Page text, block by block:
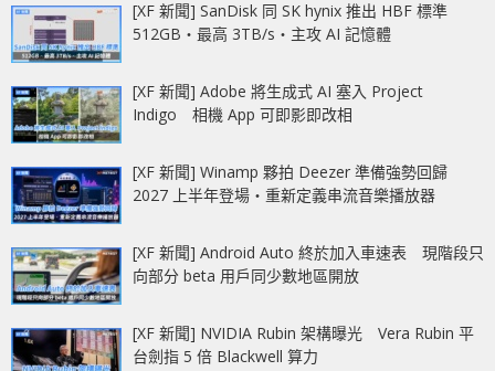
[XF 新聞] SanDisk 同 SK hynix 推出 HBF 標準
512GB‧最高 3TB/s‧主攻 AI 記憶體
[XF 新聞] Adobe 將生成式 AI 塞入 Project
Indigo 相機 App 可即影即改相
[XF 新聞] Winamp 夥拍 Deezer 準備強勢回歸
2027 上半年登場‧重新定義串流音樂播放器
[XF 新聞] Android Auto 終於加入車速表 現階段只
向部分 beta 用戶同少數地區開放
[XF 新聞] NVIDIA Rubin 架構曝光 Vera Rubin 平
台劍指 5 倍 Blackwell 算力